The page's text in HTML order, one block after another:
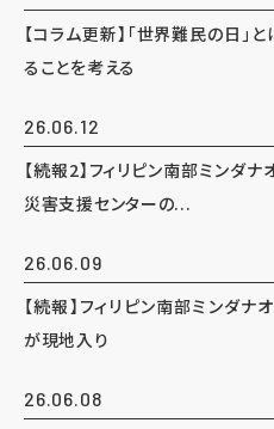
【コラム更新】「世界難民の日
ることを考える
26.06.12
【続報2】フィリピン南部ミンダ
災害支援センターの...
26.06.09
【続報】フィリピン南部ミンダ
が現地入り
26.06.08